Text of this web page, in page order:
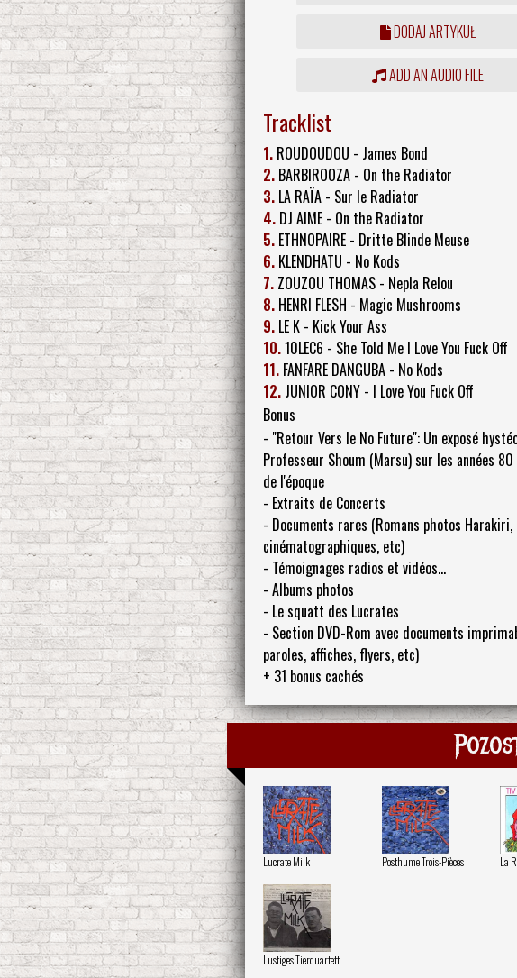
DODAJ ARTYKUŁ
ADD AN AUDIO FILE
Tracklist
1. ROUDOUDOU - James Bond
2. BARBIROOZA - On the Radiator
3. LA RAÏA - Sur le Radiator
4. DJ AIME - On the Radiator
5. ETHNOPAIRE - Dritte Blinde Meuse
6. KLENDHATU - No Kods
7. ZOUZOU THOMAS - Nepla Relou
8. HENRI FLESH - Magic Mushrooms
9. LE K - Kick Your Ass
10.10LEC6 - She Told Me I Love You Fuck Off
11. FANFARE DANGUBA - No Kods
12. JUNIOR CONY - I Love You Fuck Off
Bonus
- "Retour Vers le No Future": Un exposé
Professeur Shoum (Marsu) sur les années
de l'époque
- Extraits de Concerts
- Documents rares (Romans photos
cinématographiques, etc)
- Témoignages radios et vidéos...
- Albums photos
- Le squatt des Lucrates
- Section DVD-Rom avec documents
paroles, affiches, flyers, etc)
+ 31 bonus cachés
Lucrate Milk Posthume Trois-Pièces La
Lustiges Tierquartett